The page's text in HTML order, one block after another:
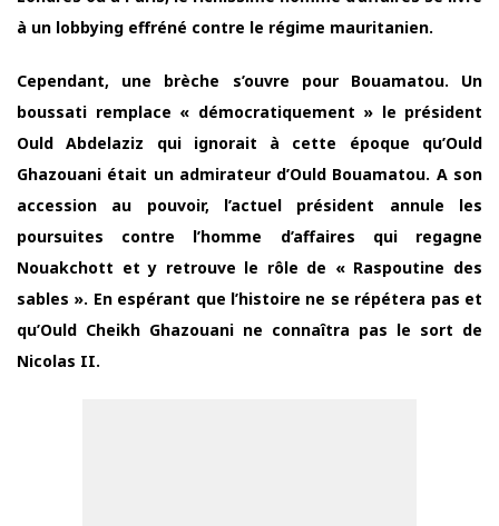
à un lobbying effréné contre le régime mauritanien.
Cependant, une brèche s’ouvre pour Bouamatou. Un
boussati remplace « démocratiquement » le président
Ould Abdelaziz qui ignorait à cette époque qu’Ould
Ghazouani était un admirateur d’Ould Bouamatou. A son
accession au pouvoir, l’actuel président annule les
poursuites contre l’homme d’affaires qui regagne
Nouakchott et y retrouve le rôle de « Raspoutine des
sables ». En espérant que l’histoire ne se répétera pas et
qu’Ould Cheikh Ghazouani ne connaîtra pas le sort de
Nicolas II.